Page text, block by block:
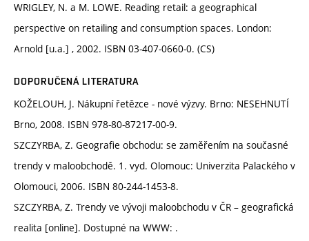
WRIGLEY, N. a M. LOWE. Reading retail: a geographical
perspective on retailing and consumption spaces. London:
Arnold [u.a.] , 2002. ISBN 03-407-0660-0. (CS)
DOPORUČENÁ LITERATURA
KOŽELOUH, J. Nákupní řetězce - nové výzvy. Brno: NESEHNUTÍ
Brno, 2008. ISBN 978-80-87217-00-9.
SZCZYRBA, Z. Geografie obchodu: se zaměřením na současné
trendy v maloobchodě. 1. vyd. Olomouc: Univerzita Palackého v
Olomouci, 2006. ISBN 80-244-1453-8.
SZCZYRBA, Z. Trendy ve vývoji maloobchodu v ČR – geografická
realita [online]. Dostupné na WWW: .